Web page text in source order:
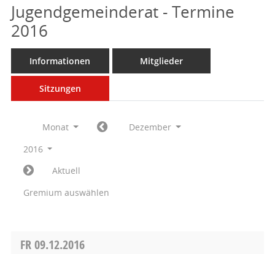
Jugendgemeinderat - Termine
2016
Informationen Mitglieder
Sitzungen
Monat
Dezember
2016
Aktuell
Gremium auswählen
FR09.12.2016